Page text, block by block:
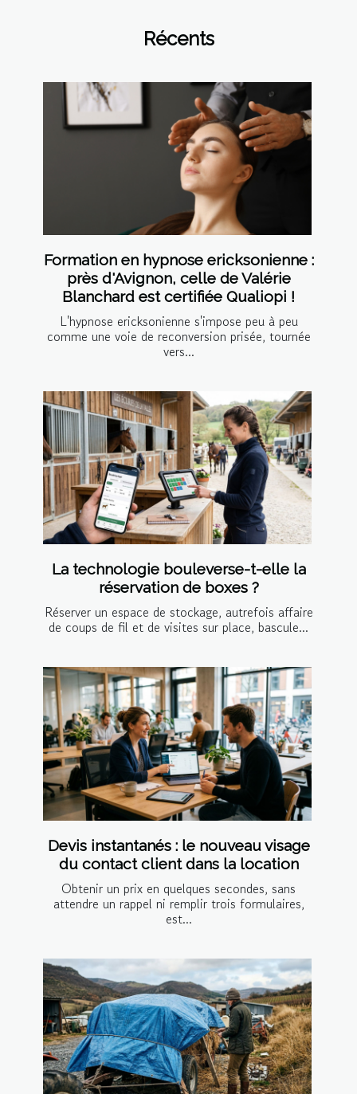
Récents
Formation en hypnose ericksonienne :
près d'Avignon, celle de Valérie
Blanchard est certifiée Qualiopi !
L'hypnose ericksonienne s'impose peu à peu
comme une voie de reconversion prisée, tournée
vers...
La technologie bouleverse-t-elle la
réservation de boxes ?
Réserver un espace de stockage, autrefois affaire
de coups de fil et de visites sur place, bascule...
Devis instantanés : le nouveau visage
du contact client dans la location
Obtenir un prix en quelques secondes, sans
attendre un rappel ni remplir trois formulaires,
est...